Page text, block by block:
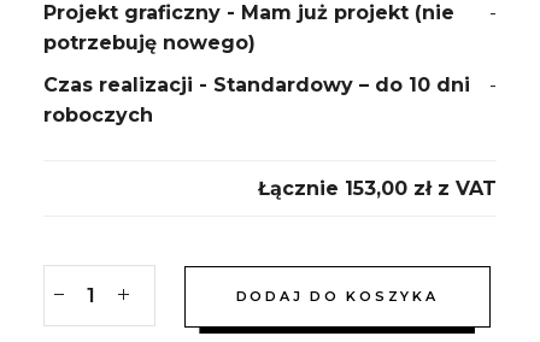
Projekt graficzny- Mam już projekt (nie
potrzebuję nowego)
-
Czas realizacji - Standardowy – do 10 dni
roboczych
-
Łącznie 153,00 złㅤz VAT
DODAJ DO KOSZYKA